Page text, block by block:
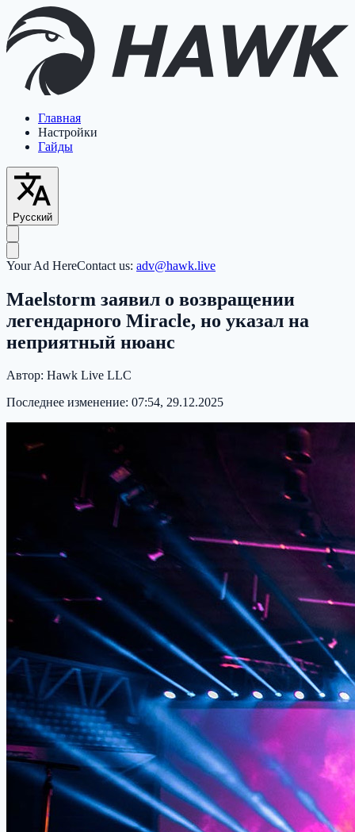
Главная
Настройки
Гайды
Русский
Your Ad HereContact us: adv@hawk.live
Maelstorm заявил о возвращении
легендарного Miracle, но указал на
неприятный нюанс
Автор: Hawk Live LLC
Последнее изменение: 07:54, 29.12.2025